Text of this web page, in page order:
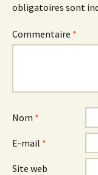
obligatoires sont
Commentaire *
Nom *
E-mail *
Site web